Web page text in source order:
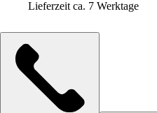
Lieferzeit ca. 7 Werktage